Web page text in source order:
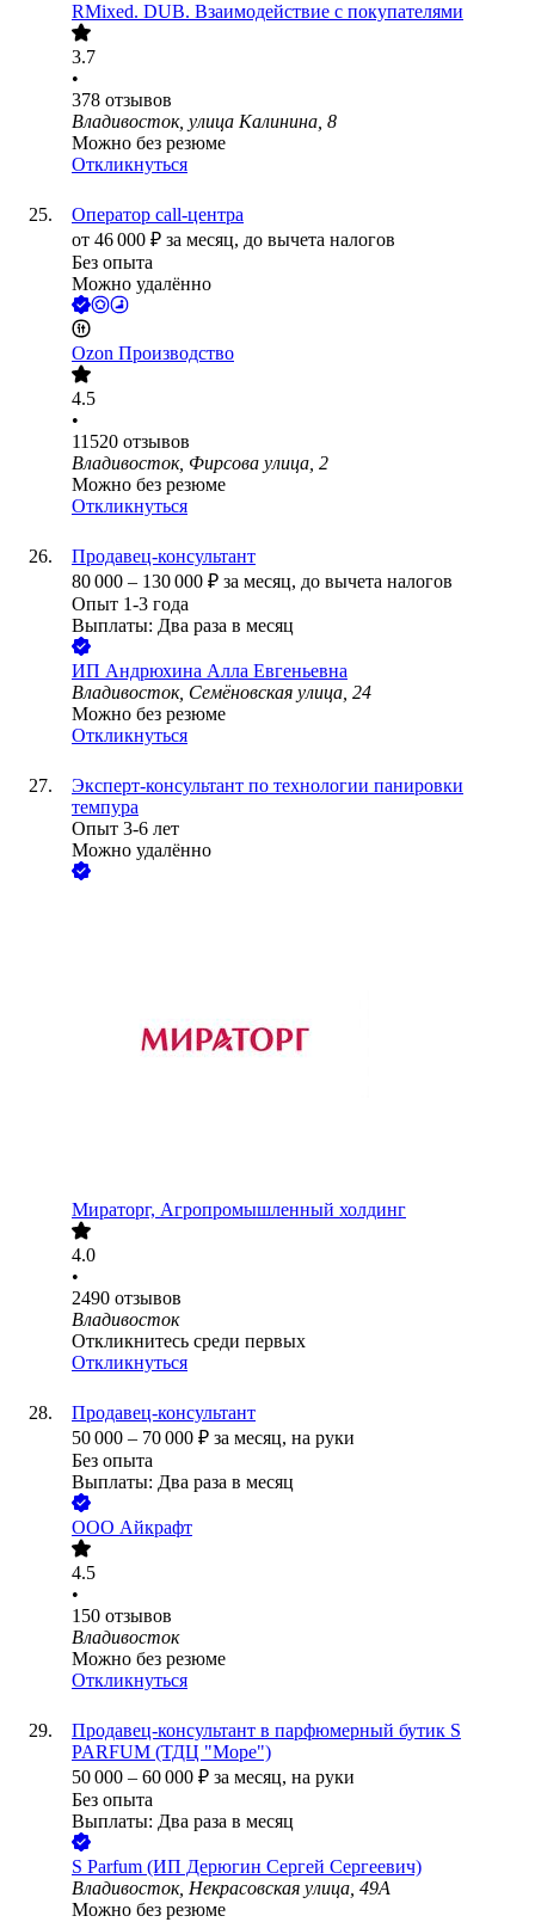
RMixed. DUB. Взаимодействие с покупателями
3.7
•
378 отзывов
Владивосток, улица Калинина, 8
Можно без резюме
Откликнуться
Оператор call-центра
от 46 000 ₽ за месяц, до вычета налогов
Без опыта
Можно удалённо
Ozon Производство
4.5
•
11520 отзывов
Владивосток, Фирсова улица, 2
Можно без резюме
Откликнуться
Продавец-консультант
80 000 – 130 000 ₽ за месяц, до вычета налогов
Опыт 1-3 года
Выплаты: Два раза в месяц
ИП Андрюхина Алла Евгеньевна
Владивосток, Семёновская улица, 24
Можно без резюме
Откликнуться
Эксперт-консультант по технологии панировки
темпура
Опыт 3-6 лет
Можно удалённо
Мираторг, Агропромышленный холдинг
4.0
•
2490 отзывов
Владивосток
Откликнитесь среди первых
Откликнуться
Продавец-консультант
50 000 – 70 000 ₽ за месяц, на руки
Без опыта
Выплаты: Два раза в месяц
ООО Айкрафт
4.5
•
150 отзывов
Владивосток
Можно без резюме
Откликнуться
Продавец-консультант в парфюмерный бутик S
PARFUM (ТДЦ "Море")
50 000 – 60 000 ₽ за месяц, на руки
Без опыта
Выплаты: Два раза в месяц
S Parfum (ИП Дерюгин Сергей Сергеевич)
Владивосток, Некрасовская улица, 49А
Можно без резюме